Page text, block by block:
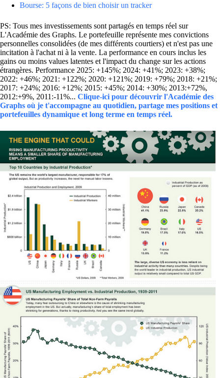
Bourse: 5 façons de bien choisir un tracker
PS: Tous mes investissements sont partagés en temps réel sur
L'Académie des Graphs. Le portefeuille représente mes convictions
personnelles consolidées (de mes différents courtiers) et n'est pas une
incitation à l'achat ni à la vente. La performance en cours inclus les
gains ou moins values latentes et l'impact du change sur les actions
étrangères. Performance 2025: +145%; 2024: +41%; 2023: +38%;
2022: +46%; 2021: +122%; 2020: +121%; 2019: +79%; 2018: +21%;
2017: +24%; 2016: +12%; 2015: +45%; 2014: +30%; 2013:+72%,
2012:+9%, 2011:-11%... Clique-ici pour découvrir l'Académie des
Graphs où je t'accompagne au quotidien, partage mes positions et
portefeuilles dynamique et long terme en temps réel.